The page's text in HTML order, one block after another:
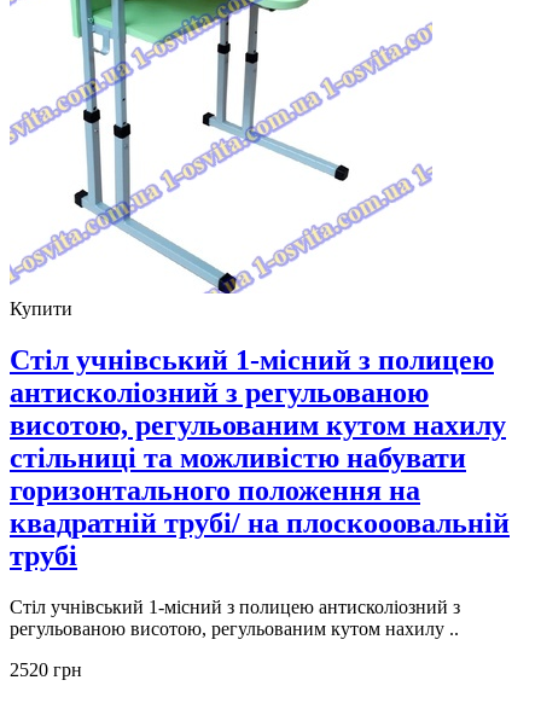
Купити
Стіл учнівський 1-місний з полицею
антисколіозний з регульованою
висотою, регульованим кутом нахилу
стільниці та можливістю набувати
горизонтального положення на
квадратній трубі/ на плоскооовальній
трубі
Стіл учнівський 1-місний з полицею антисколіозний з
регульованою висотою, регульованим кутом нахилу ..
2520 грн